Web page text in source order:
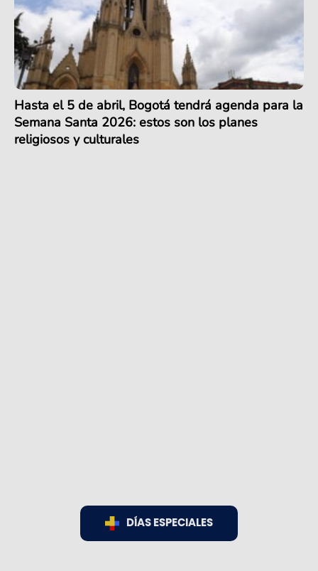
Hasta el 5 de abril, Bogotá tendrá agenda para la
Semana Santa 2026: estos son los planes
religiosos y culturales
DÍAS ESPECIALES